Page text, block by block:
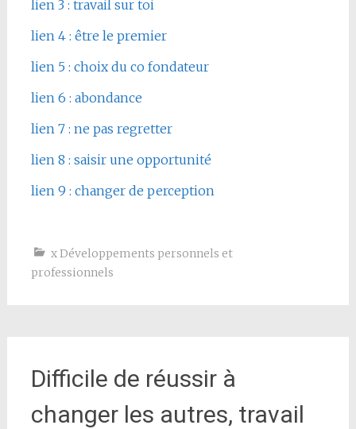
lien 3 : travail sur toi
lien 4 : être le premier
lien 5 : choix du co fondateur
lien 6 : abondance
lien 7 : ne pas regretter
lien 8 : saisir une opportunité
lien 9 : changer de perception
x Développements personnels et
professionnels
Difficile de réussir à
changer les autres, travail